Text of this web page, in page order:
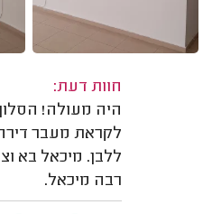
חוות דעת:
היה מעולה!
לקראת מעבר דירה
ללבן. מיכאל בא
רבה מיכאל.